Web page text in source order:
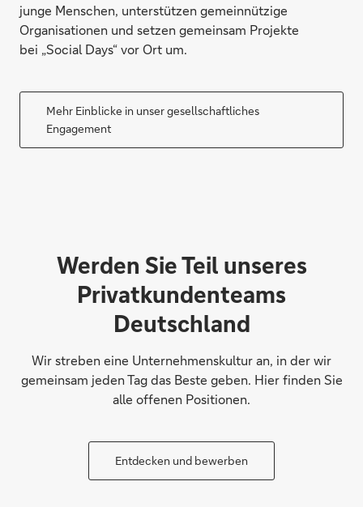
junge Menschen, unterstützen gemeinnützige
Organisationen und setzen gemeinsam Projekte
bei „Social Days“ vor Ort um.
Mehr Einblicke in unser gesellschaftliches
Engagement
Werden Sie Teil unseres
Privatkundenteams
Deutschland
Wir streben eine Unternehmenskultur an, in der wir
gemeinsam jeden Tag das Beste geben. Hier finden Sie
alle offenen Positionen.
Entdecken und bewerben